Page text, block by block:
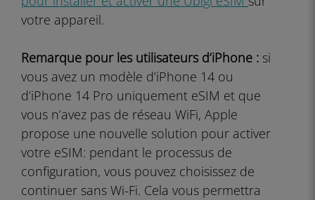
votre appareil.
Remarque pour les utilisateurs d’iPhone : si
vous avez un modèle d’iPhone 14 ou
d’iPhone 14 Pro uniquement eSIM et que
vous n’avez pas de réseau WiFi, Apple
propose une nouvelle solution pour activer
votre eSIM: pendant le processus de
configuration, vous pouvez choisissez de
continuer sans Wi-Fi. Cela vous permettra